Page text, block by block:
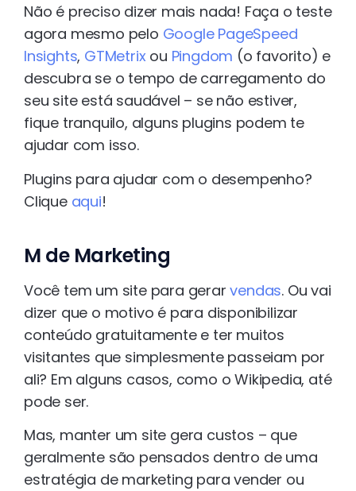
Não é preciso dizer mais nada! Faça o teste
agora mesmo pelo Google PageSpeed
Insights, GTMetrix ou Pingdom (o favorito) e
descubra se o tempo de carregamento do
seu site está saudável – se não estiver,
fique tranquilo, alguns plugins podem te
ajudar com isso.
Plugins para ajudar com o desempenho?
Clique aqui!
M de Marketing
Você tem um site para gerarvendas. Ou vai
dizer que o motivo é para disponibilizar
conteúdo gratuitamente e ter muitos
visitantes que simplesmente passeiam por
ali? Em alguns casos, como o Wikipedia, até
pode ser.
Mas, manter um site gera custos – que
geralmente são pensados dentro de uma
estratégia de marketing para vender ou